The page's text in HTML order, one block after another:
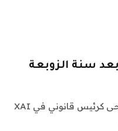
قال روبرت كيلي هذا الأسبوع إنه تنحى كرئيس قانوني في XAI